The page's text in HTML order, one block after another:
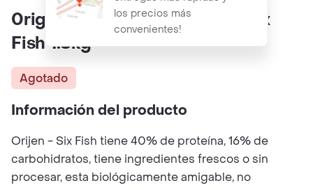
los precios más
convenientes!
0rigen Alimento Para Gatos Six
Fish 1.8kg
Agotado
Información del producto
Orijen - Six Fish tiene 40% de proteína, 16% de
carbohidratos, tiene ingredientes frescos o sin
procesar, esta biológicamente amigable, no